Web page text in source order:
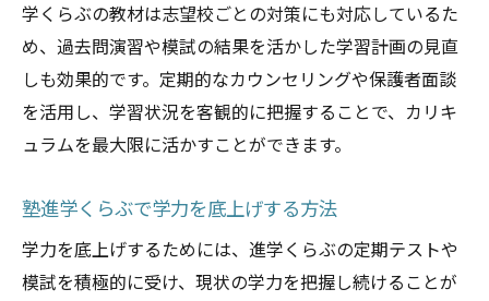
学くらぶの教材は志望校ごとの対策にも対応しているた
め、過去問演習や模試の結果を活かした学習計画の見直
しも効果的です。定期的なカウンセリングや保護者面談
を活用し、学習状況を客観的に把握することで、カリキ
ュラムを最大限に活かすことができます。
塾進学くらぶで学力を底上げする方法
学力を底上げするためには、進学くらぶの定期テストや
模試を積極的に受け、現状の学力を把握し続けることが